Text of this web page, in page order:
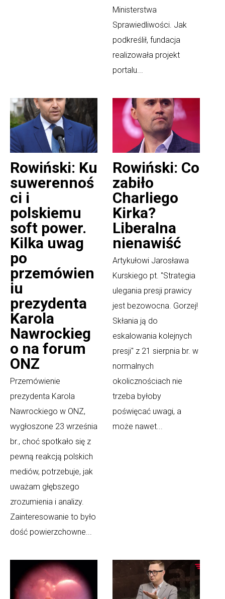
Ministerstwa
Sprawiedliwości. Jak
podkreślił, fundacja
realizowała projekt
portalu...
Rowiński: Ku
suwerennoś
ci i
polskiemu
soft power.
Kilka uwag
po
przemówien
iu
prezydenta
Karola
Nawrockieg
o na forum
ONZ
Przemówienie
prezydenta Karola
Nawrockiego w ONZ,
wygłoszone 23 września
br., choć spotkało się z
pewną reakcją polskich
mediów, potrzebuje, jak
uważam głębszego
zrozumienia i analizy.
Zainteresowanie to było
dość powierzchowne...
Rowiński: Co
zabiło
Charliego
Kirka?
Liberalna
nienawiść
Artykułowi Jarosława
Kurskiego pt. "Strategia
ulegania presji prawicy
jest bezowocna. Gorzej!
Skłania ją do
eskalowania kolejnych
presji" z 21 sierpnia br. w
normalnych
okolicznościach nie
trzeba byłoby
poświęcać uwagi, a
może nawet...